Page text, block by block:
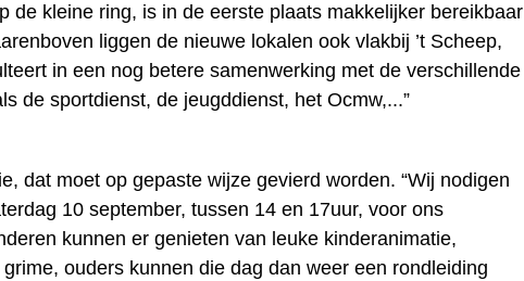
de kleine ring, is in de eerste plaats makkelijker bereikbaar
liggen de nieuwe lokalen ook vlakbij ’t Scheep,
in een nog betere samenwerking met de verschillende
de sportdienst, de jeugddienst, het Ocmw,...”
dat moet op gepaste wijze gevierd worden. “Wij nodigen
10 september, tussen 14 en 17uur, voor ons
kunnen er genieten van leuke kinderanimatie,
ouders kunnen die dag dan weer een rondleiding